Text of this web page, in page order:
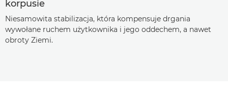
korpusie
Niesamowita stabilizacja, która kompensuje drgania
wywołane ruchem użytkownika i jego oddechem, a nawet
obroty Ziemi.